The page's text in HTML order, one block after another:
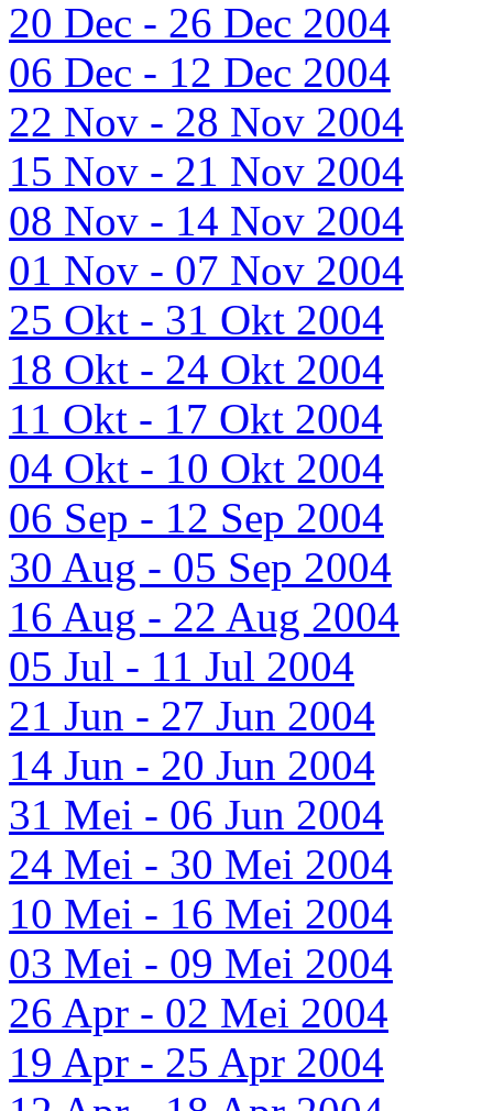
20 Dec - 26 Dec 2004
06 Dec - 12 Dec 2004
22 Nov - 28 Nov 2004
15 Nov - 21 Nov 2004
08 Nov - 14 Nov 2004
01 Nov - 07 Nov 2004
25 Okt - 31 Okt 2004
18 Okt - 24 Okt 2004
11 Okt - 17 Okt 2004
04 Okt - 10 Okt 2004
06 Sep - 12 Sep 2004
30 Aug - 05 Sep 2004
16 Aug - 22 Aug 2004
05 Jul - 11 Jul 2004
21 Jun - 27 Jun 2004
14 Jun - 20 Jun 2004
31 Mei - 06 Jun 2004
24 Mei - 30 Mei 2004
10 Mei - 16 Mei 2004
03 Mei - 09 Mei 2004
26 Apr - 02 Mei 2004
19 Apr - 25 Apr 2004